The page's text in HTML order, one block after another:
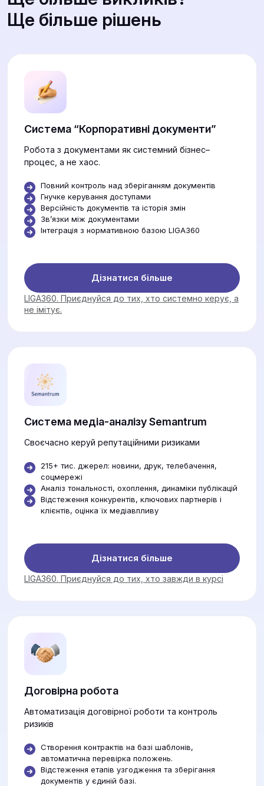
Ще більше рішень
Система “Корпоративні документи”
Робота з документами як системний бізнес–
процес, а не хаос.
Повний контроль над зберіганням документів
Гнучке керування доступами
Версійність документів та історія змін
Звʼязки між документами
Інтеграція з нормативною базою LIGA360
Дізнатися більше
LIGA360. Приєднуйся до тих, хто системно керує, а
не імітує.
Система медіа-аналізу Semantrum
Своєчасно керуй репутаційними ризиками
215+ тис. джерел: новини, друк, телебачення,
соцмережі
Аналіз тональності, охоплення, динаміки публікацій
Відстеження конкурентів, ключових партнерів і
клієнтів, оцінка їх медіавпливу
Дізнатися більше
LIGA360. Приєднуйся до тих, хто завжди в курсі
Договірна робота
Автоматизація договірної роботи та контроль
ризиків
Створення контрактів на базі шаблонів,
автоматична перевірка положень.
Відстеження етапів узгодження та зберігання
документів у єдиній базі.